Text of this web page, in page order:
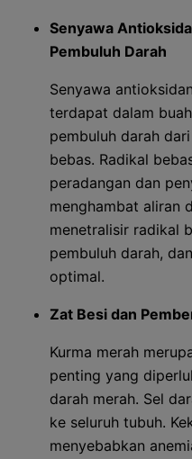
Senyawa
Pembuluh Darah
Senyawa
terdapat dalam
pembuluh darah
bebas. Radikal
peradangan dan
menghambat aliran
menetralisir radikal
pembuluh darah,
optimal.
Zat Besi dan
Kurma merah
penting yang
darah merah. Sel
ke seluruh tubuh.
menyebabkan